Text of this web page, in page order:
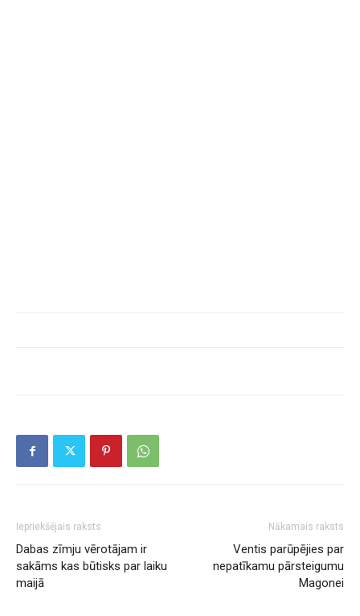
Iepriekšējais raksts
Dabas zīmju vērotājam ir
sakāms kas būtisks par laiku
maijā
Nākamais raksts
Ventis parūpējies par
nepatīkamu pārsteigumu
Magonei